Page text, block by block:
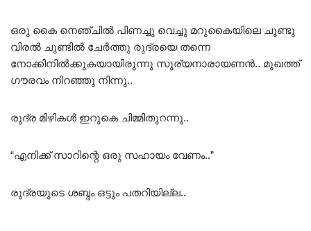
ഒരു കൈ നെഞ്ചിൽ പിണച്ചു വെച്ചു മറുകൈയിലെ ചൂണ്ടു
വിരൽ ചുണ്ടിൽ ചേർത്തു രുദ്രയെ തന്നെ
നോക്കിനിൽക്കുകയായിരുന്നു സൂര്യനാരായണൻ.. മുഖത്ത്
ഗൗരവം നിറഞ്ഞു നിന്നു..
രുദ്ര മിഴികൾ ഇറുകെ ചിമ്മിതുറന്നു..
“എനിക്ക് സാറിന്റെ ഒരു സഹായം വേണം..”
രുദ്രയുടെ ശബ്ദം ഒട്ടും പതറിയില്ല..